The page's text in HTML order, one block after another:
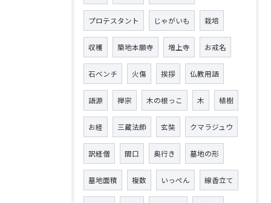
プロテスタント じゃがいも 栽培
収穫 築地本願寺 増上寺 お戒名
石ベンチ 火傷 挨拶 仏教用語
語源 禅宗 木の根っこ 木 植樹
お経 三蔵法師 玄奘 クマラジュウ
訳経僧 間口 奥行き 墓地の形
墓地面積 複数 いっぺん 線香立て